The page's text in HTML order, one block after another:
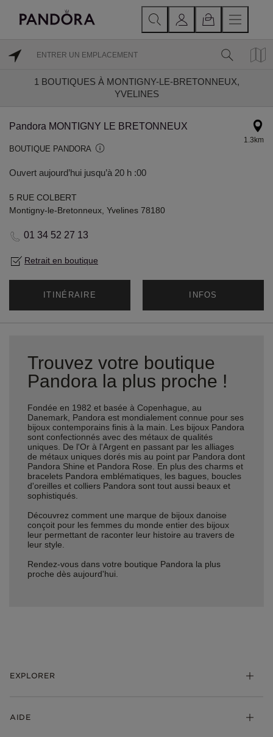
1 BOUTIQUES À MONTIGNY-LE-BRETONNEUX,
YVELINES
Pandora MONTIGNY LE BRETONNEUX
BOUTIQUE PANDORA
Ouvert aujourd’hui jusqu’à 20 h :00
1.3km
5 RUE COLBERT
Montigny-le-Bretonneux, Yvelines 78180
01 34 52 27 13
Retrait en boutique
ITINÉRAIRE INFOS
Trouvez votre boutique
Pandora la plus proche !
Fondée en 1982 et basée à Copenhague, au
Danemark, Pandora est mondialement connue pour ses
bijoux contemporains finis à la main. Les bijoux Pandora
sont confectionnés avec des métaux de qualités
uniques. De l'Or à l'Argent en passant par les alliages
de métaux uniques dorés mis au point par Pandora dont
Pandora Shine et Pandora Rose. En plus des charms et
bracelets Pandora emblématiques, les bagues, boucles
d'oreilles et colliers Pandora sont tout aussi beaux et
sophistiqués.
Découvrez comment une marque de bijoux danoise
conçoit pour les femmes du monde entier des bijoux
leur permettant de raconter leur histoire au travers de
leur style.
Rendez-vous dans votre boutique Pandora la plus
proche dès aujourd'hui.
EXPLORER
Bijoux
AIDE